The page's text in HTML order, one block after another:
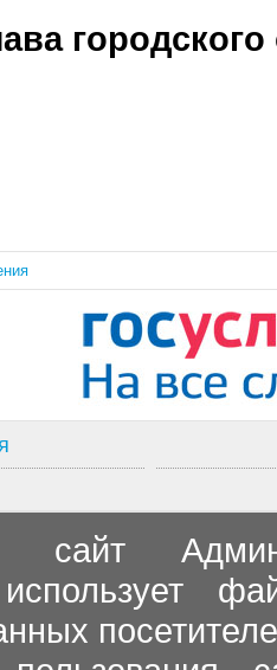
городского
сайт
использует